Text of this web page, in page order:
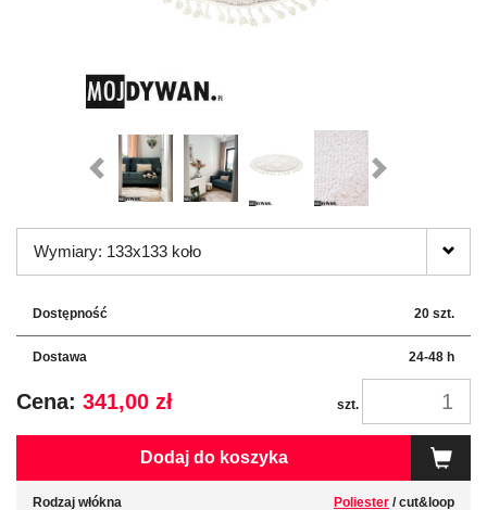
Wymiary: 133x133 koło
Dostępność 20 szt.
Dostawa 24-48 h
Cena: 341,00 zł szt.
Dodaj do koszyka
Rodzaj włókna Poliester / cut&loop